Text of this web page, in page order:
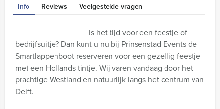
Info Reviews Veelgestelde vragen
Is het tijd voor een feestje of
bedrijfsuitje? Dan kunt u nu bij Prinsenstad Events de
Smartlappenboot reserveren voor een gezellig feestje
met een Hollands tintje. Wij varen vandaag door het
prachtige Westland en natuurlijk langs het centrum van
Delft.